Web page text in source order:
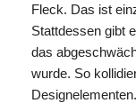
Fleck. Das ist
Stattdessen gibt
das
wurde. So